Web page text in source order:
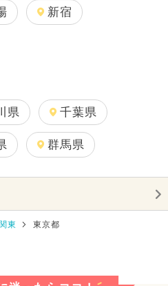
新宿
県 千葉県
群馬県
関東 東京都